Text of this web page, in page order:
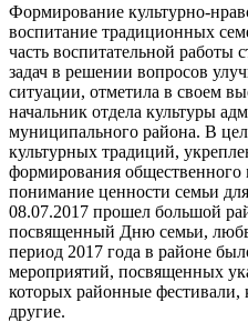
Формирование культурно-
воспитание традиционных
часть воспитательной работы
задач в решении вопросов
ситуации, отметила в своем
начальник отдела культуры
муниципального района. В
культурных традиций,
формирования общественного
понимание ценности семьи
08.07.2017 прошел большой
посвященный Дню семьи,
период 2017 года в районе
мероприятий, посвященных
которых районные
другие.